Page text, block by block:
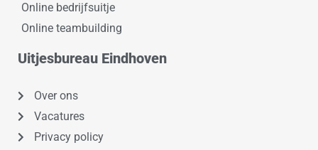
Online bedrijfsuitje
Online teambuilding
Uitjesbureau Eindhoven
Over ons
Vacatures
Privacy policy